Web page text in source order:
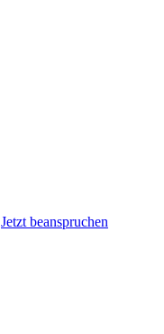
Jetzt beanspruchen